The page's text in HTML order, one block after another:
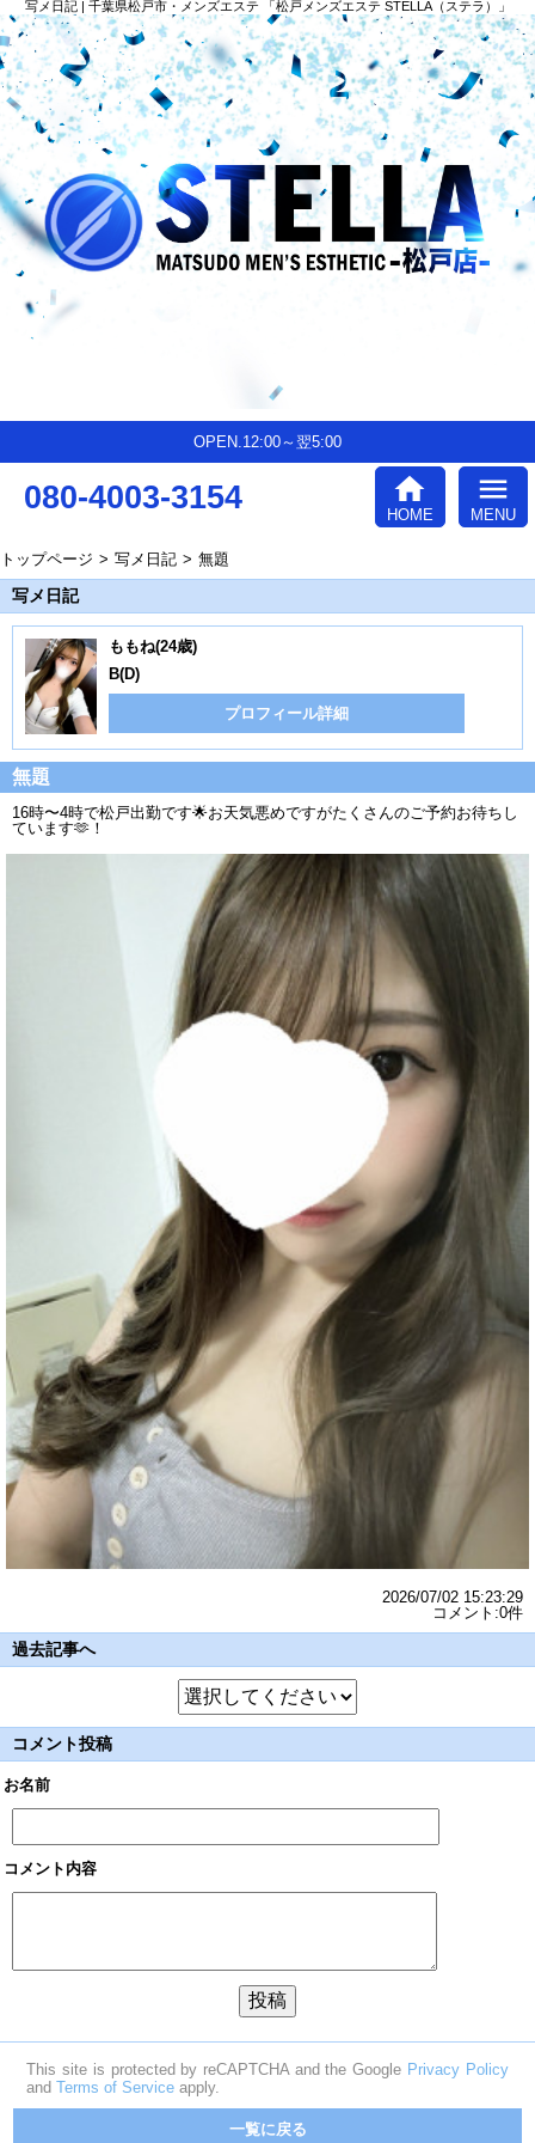
写メ日記 | 千葉県松戸市・メンズエステ 「松戸メンズエステ STELLA（ステラ）」
OPEN.12:00～翌5:00
080-4003-3154 home
HOME
menu
MENU
トップページ 写メ日記 無題
写メ日記
ももね(24歳)
B(D)
プロフィール詳細
無題
16時〜4時で松戸出勤です🌟お天気悪めですがたくさんのご予約お待ちし
ています🫶！
2026/07/02 15:23:29
コメント:0件
過去記事へ
コメント投稿
お名前
コメント内容
This site is protected by reCAPTCHA and the Google Privacy Policy
andTerms of Service apply.
一覧に戻る